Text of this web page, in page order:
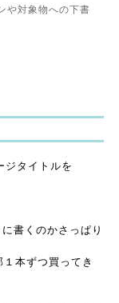
や対象物への下書
ジタイトルを
書くのかさっぱり
本ずつ買ってき